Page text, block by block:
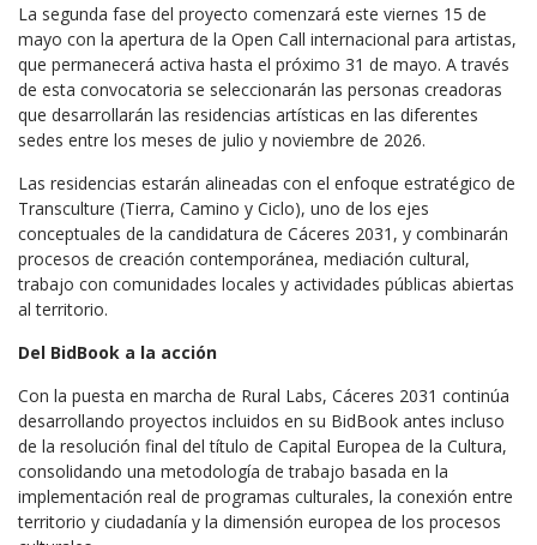
La segunda fase del proyecto comenzará este viernes 15 de
mayo con la apertura de la Open Call internacional para artistas,
que permanecerá activa hasta el próximo 31 de mayo. A través
de esta convocatoria se seleccionarán las personas creadoras
que desarrollarán las residencias artísticas en las diferentes
sedes entre los meses de julio y noviembre de 2026.
Las residencias estarán alineadas con el enfoque estratégico de
Transculture (Tierra, Camino y Ciclo), uno de los ejes
conceptuales de la candidatura de Cáceres 2031, y combinarán
procesos de creación contemporánea, mediación cultural,
trabajo con comunidades locales y actividades públicas abiertas
al territorio.
Del BidBook a la acción
Con la puesta en marcha de Rural Labs, Cáceres 2031 continúa
desarrollando proyectos incluidos en su BidBook antes incluso
de la resolución final del título de Capital Europea de la Cultura,
consolidando una metodología de trabajo basada en la
implementación real de programas culturales, la conexión entre
territorio y ciudadanía y la dimensión europea de los procesos